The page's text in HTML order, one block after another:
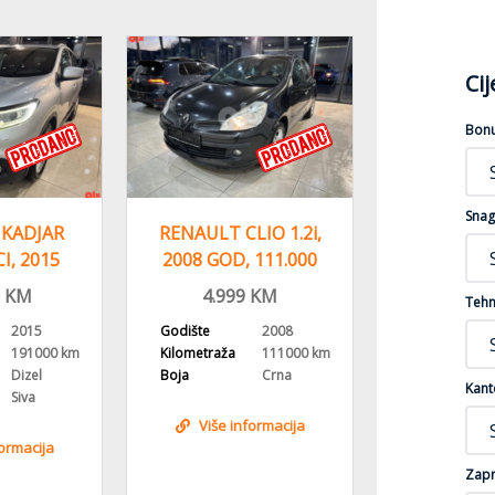
2015
ALU
KM
2015
191000 km
Dizel
Siva
RENAULT CLIO 1.2i,
2008 GOD, 111.000
PREŠAO
4.999 KM
Godište
2008
Kilometraža
111000 km
Boja
Crna
Više informacija
1.5 DCI,
NAVI, 7.999